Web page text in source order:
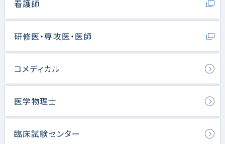
看護師
研修医・専攻医・医師
コメディカル
医学物理士
臨床試験センター